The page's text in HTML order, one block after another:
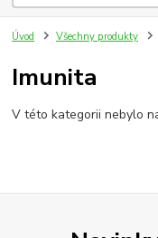
Úvod Všechny produkty
Imunita
V této kategorii nebylo